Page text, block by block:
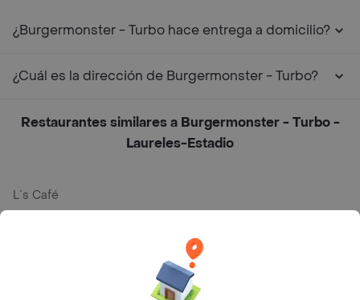
¿Burgermonster - Turbo hace entrega a domicilio?
¿Cuál es la dirección de Burgermonster - Turbo?
Restaurantes similares a Burgermonster - Turbo -
Laureles-Estadio
L´s Café